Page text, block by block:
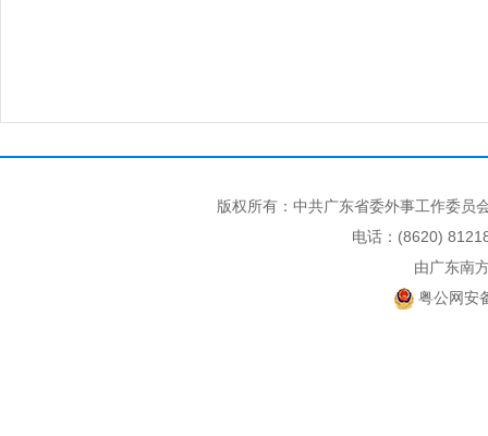
版权所有：中共广东省委外事工作委
电话：(8620)
由广东南
粤公网安